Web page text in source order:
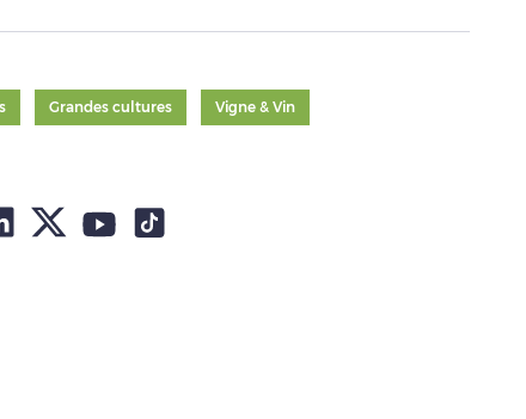
Grandes cultures Vigne & Vin